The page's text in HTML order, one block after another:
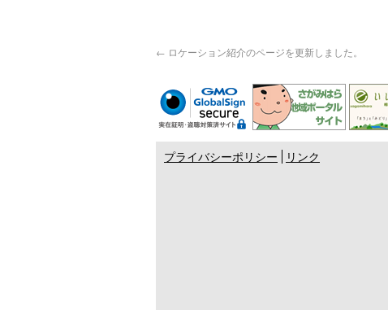
← ロケーション紹介のページを更新しました。
プライバシーポリシー リンク